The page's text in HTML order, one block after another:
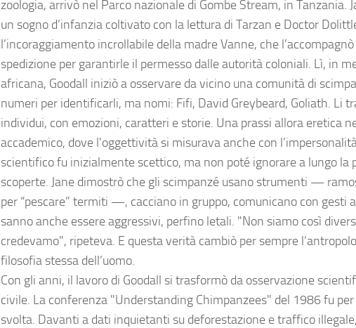
zoologia, arrivò nel Parco nazionale di Gombe Stream, in Tanzania.
un sogno d’infanzia coltivato con la lettura di Tarzan e Doctor
l’incoraggiamento incrollabile della madre Vanne, che
spedizione per garantirle il permesso dalle autorità coloniali. Lì, in
africana, Goodall iniziò a osservare da vicino una comunità di
numeri per identificarli, ma nomi: Fifi, David Greybeard, Goliath. Li
individui, con emozioni, caratteri e storie. Una prassi allora eretica
accademico, dove l'oggettività si misurava anche con
scientifico fu inizialmente scettico, ma non poté ignorare a lungo la
scoperte. Jane dimostrò che gli scimpanzé usano strumenti —
per “pescare” termiti —, cacciano in gruppo, comunicano con gesti
sanno anche essere aggressivi, perfino letali. "Non siamo così
credevamo", ripeteva. E questa verità cambiò per sempre
filosofia stessa dell’uomo.
Con gli anni, il lavoro di Goodall si trasformò da osservazione
civile. La conferenza "Understanding Chimpanzees" del 1986 fu
svolta. Davanti a dati inquietanti su deforestazione e traffico